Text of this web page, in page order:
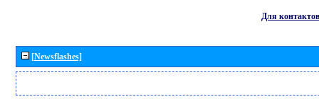
Для контактов
[Newsflashes]